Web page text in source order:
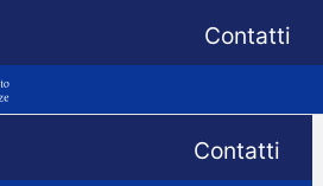
Menu di
Contatti
Finanze
Menu di
Contatti